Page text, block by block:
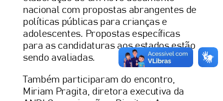
nacional com propostas abrangentes de
políticas públicas para crianças e
adolescentes. Propostas específicas
para as candidaturas aos estados estão
sendo avaliadas.
Também participaram do encontro,
Miriam Pragita, diretora executiva da